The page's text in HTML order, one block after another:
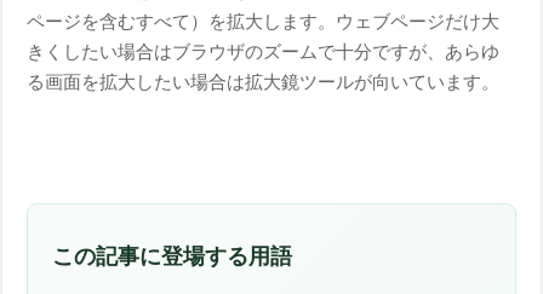
ページを含むすべて）を拡大します。ウェブページだけ大
きくしたい場合はブラウザのズームで十分ですが、あらゆ
る画面を拡大したい場合は拡大鏡ツールが向いています。
この記事に登場する用語